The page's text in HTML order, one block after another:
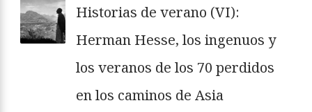
Historias de verano (VI):
Herman Hesse, los ingenuos y
los veranos de los 70 perdidos
en los caminos de Asia